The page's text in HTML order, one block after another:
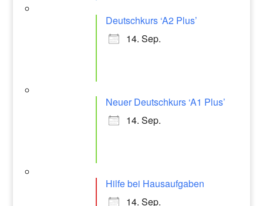
Deutschkurs ‘A2 Plus’
14. Sep.
Neuer Deutschkurs ‘A1 Plus’
14. Sep.
Hilfe bei Hausaufgaben
14. Sep.